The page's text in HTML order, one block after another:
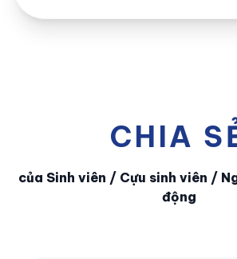
CHIA
của Sinh viên / Cựu sinh viên /
động